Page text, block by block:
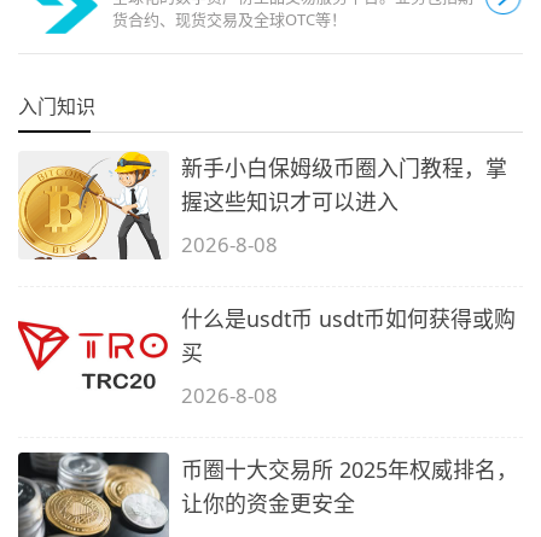
货合约、现货交易及全球OTC等！
入门知识
新手小白保姆级币圈入门教程，掌
握这些知识才可以进入
2026-8-08
什么是usdt币 usdt币如何获得或购
买
2026-8-08
币圈十大交易所 2025年权威排名，
让你的资金更安全